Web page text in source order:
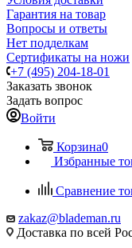
Гарантия на товар
Вопросы и ответы
Нет подделкам
Сертификаты на ножи
+7 (495) 204-18-01
Заказать звонок
Задать вопрос
Войти
Корзина0
Избранные
Сравнение
zakaz@blademan.ru
Доставка по всей